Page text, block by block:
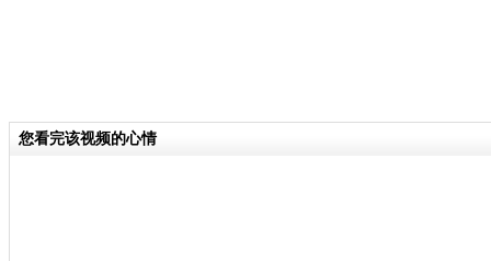
您看完该视频的心情